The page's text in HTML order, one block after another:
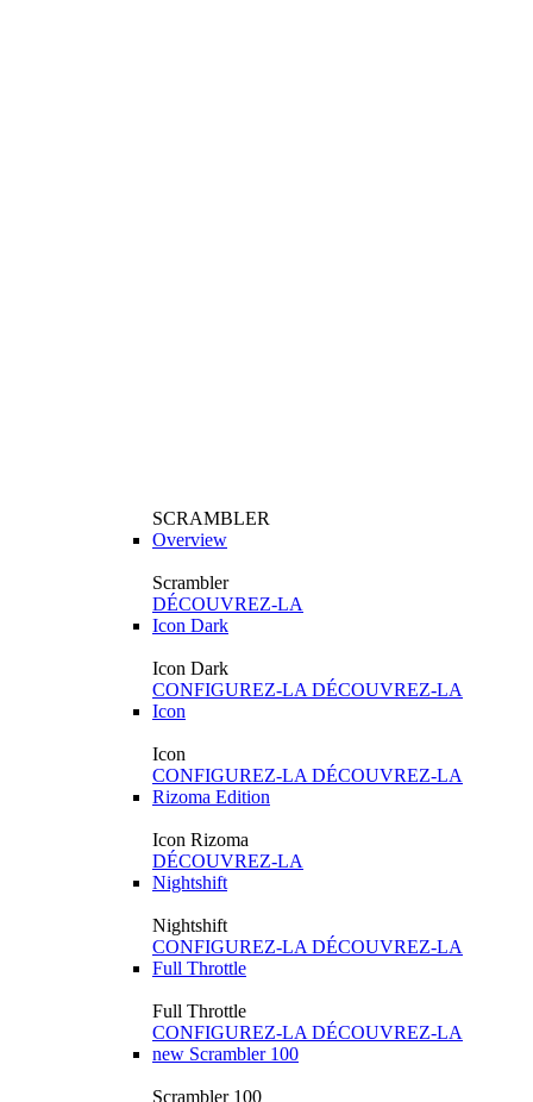
SCRAMBLER
Overview
Scrambler
DÉCOUVREZ-LA
Icon Dark
Icon Dark
CONFIGUREZ-LA DÉCOUVREZ-LA
Icon
Icon
CONFIGUREZ-LA DÉCOUVREZ-LA
Rizoma Edition
Icon Rizoma
DÉCOUVREZ-LA
Nightshift
Nightshift
CONFIGUREZ-LA DÉCOUVREZ-LA
Full Throttle
Full Throttle
CONFIGUREZ-LA DÉCOUVREZ-LA
new Scrambler 100
Scrambler 100